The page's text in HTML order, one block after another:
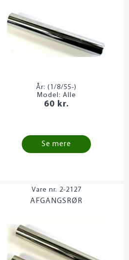
År:(1/8/55-)
Model: Alle
60 kr.
Se mere
2-2127
AFGANGSRØR